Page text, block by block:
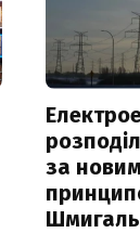
за
Шмигаль